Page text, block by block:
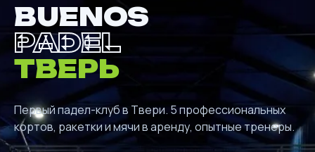
BUENOS
PADEL
ТВЕРЬ
Первый падел-клуб в Твери. 5 профессиональных
кортов, ракетки и мячи в аренду, опытные тренеры.